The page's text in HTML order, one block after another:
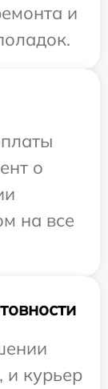
и
о
на все
и курьер